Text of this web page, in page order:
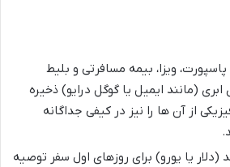
پاسپورت، ویزا، بیمه مسافرتی و بلیط
ابری (مانند ایمیل یا گوگل درایو) ذخیره
از آن ها را نیز در کیفی جداگانه
یا یورو) برای روزهای اول سفر توصیه